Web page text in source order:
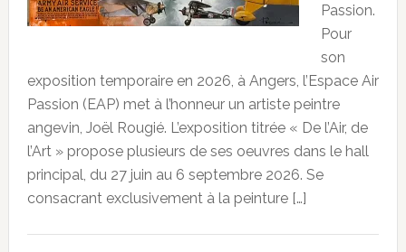
Passion.
Pour
son
exposition temporaire en 2026, à Angers, l’Espace Air
Passion (EAP) met à l’honneur un artiste peintre
angevin, Joël Rougié. L’exposition titrée « De l’Air, de
l’Art » propose plusieurs de ses oeuvres dans le hall
principal, du 27 juin au 6 septembre 2026. Se
consacrant exclusivement à la peinture […]